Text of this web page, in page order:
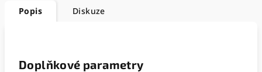
Popis Diskuze
Doplňkové parametry